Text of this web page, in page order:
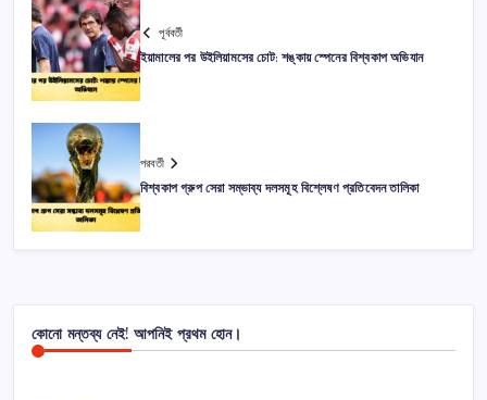
পূর্ববর্তী
ইয়ামালের পর উইলিয়ামসের চোট: শঙ্কায় স্পেনের বিশ্বকাপ অভিযান
পরবর্তী
বিশ্বকাপ গ্রুপ সেরা সম্ভাব্য দলসমূহ বিশ্লেষণ প্রতিবেদন তালিকা
কোনো মন্তব্য নেই! আপনিই প্রথম হোন।